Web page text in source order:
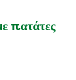
πατάτες